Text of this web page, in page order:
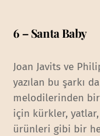
6 – Santa Baby
Joan Javits ve
yazılan bu şarkı
melodilerinden
için kürkler,
ürünleri gibi bir